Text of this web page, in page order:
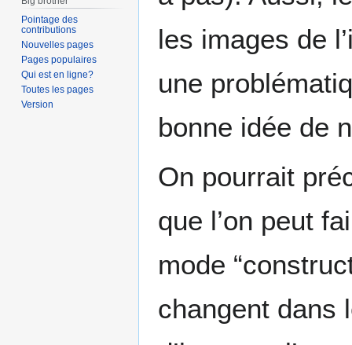
les images de
une
bonne idée de
On pourrait
que l’on peut
mode
changent dans
Pointage des
contributions
Nouvelles pages
Pages populaires
Qui est en ligne?
Toutes les pages
Version